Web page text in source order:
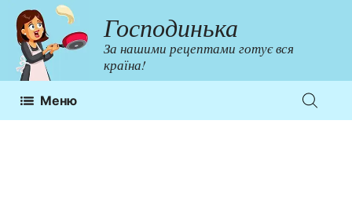
Перейти
до
контенту
Господинька
За нашими рецептами готує вся
країна!
Меню